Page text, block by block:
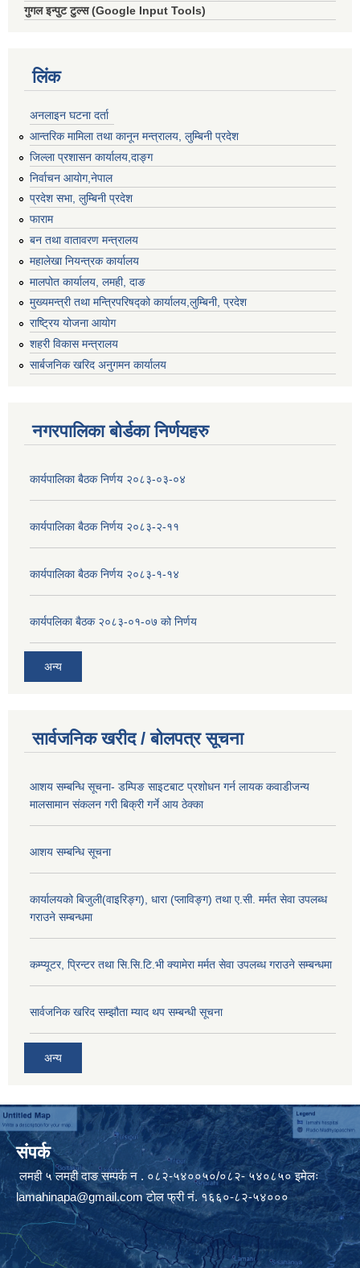
गुगल इन्पुट टुल्स (Google Input Tools)
लिंक
अनलाइन घटना दर्ता
आन्तरिक मामिला तथा कानून मन्त्रालय, लुम्बिनी प्रदेश
जिल्ला प्रशासन कार्यालय,दाङ्ग
निर्वाचन आयाेग,नेपाल
प्रदेश सभा, लुम्बिनी प्रदेश
फाराम
बन तथा वातावरण मन्त्रालय
महालेखा नियन्त्रक कार्यालय
मालपोत कार्यालय, लमही, दाङ
मुख्यमन्त्री तथा मन्त्रिपरिषद्को कार्यालय,लुम्बिनी, प्रदेश
राष्ट्रिय योजना आयोग
शहरी विकास मन्त्रालय
सार्बजनिक खरिद अनुगमन कार्यालय
नगरपालिका बोर्डका निर्णयहरु
कार्यपालिका बैठक निर्णय २०८३-०३-०४
कार्यपालिका बैठक निर्णय २०८३-२-११
कार्यपालिका बैठक निर्णय २०८३-१-१४
कार्यपलिका बैठक २०८३-०१-०७ को निर्णय
अन्य
सार्वजनिक खरीद / बोलपत्र सूचना
आशय सम्बन्धि सूचना- डम्पिङ साइटबाट प्रशोधन गर्न लायक कवाडीजन्य
मालसामान संकलन गरी बिक्री गर्ने आय ठेक्का
आशय सम्बन्धि सूचना
कार्यालयको बिजुली(वाइरिङ्ग), धारा (प्लाविङ्ग) तथा ए.सी. मर्मत सेवा उपलब्ध
गराउने सम्बन्धमा
कम्प्यूटर, प्रिन्टर तथा सि.सि.टि.भी क्यामेरा मर्मत सेवा उपलब्ध गराउने सम्बन्धमा
सार्वजनिक खरिद सम्झौता म्याद थप सम्बन्धी सूचना
अन्य
संपर्क
लमही ५ लमही दाङ सम्पर्क न . ०८२-५४००५०/०८२- ५४०८५० इमेलः
lamahinapa@gmail.comटाेल फ्री नं. १६६०-८२-५४०००